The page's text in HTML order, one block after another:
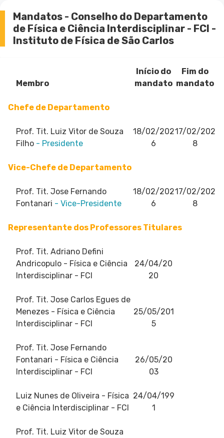
Mandatos - Conselho do Departamento
de Física e Ciência Interdisciplinar - FCI -
Instituto de Física de São Carlos
Membro
Início do
mandato
Fim do
mandato
Chefe de Departamento
Prof. Tit. Luiz Vitor de Souza
Filho - Presidente
18/02/202
6
17/02/202
8
Vice-Chefe de Departamento
Prof. Tit. Jose Fernando
Fontanari - Vice-Presidente
18/02/202
6
17/02/202
8
Representante dos Professores Titulares
Prof. Tit. Adriano Defini
Andricopulo - Física e Ciência
Interdisciplinar - FCI
24/04/20
20
Prof. Tit. Jose Carlos Egues de
Menezes - Física e Ciência
Interdisciplinar - FCI
25/05/201
5
Prof. Tit. Jose Fernando
Fontanari - Física e Ciência
Interdisciplinar - FCI
26/05/20
03
Luiz Nunes de Oliveira - Física
e Ciência Interdisciplinar - FCI
24/04/199
1
Prof. Tit. Luiz Vitor de Souza